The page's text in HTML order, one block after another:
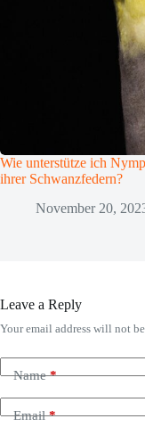
Wie unterstütze ich
ihrer Schwanzfedern?
November 20,
Leave a Reply
Your email address will not
Name*
Email*